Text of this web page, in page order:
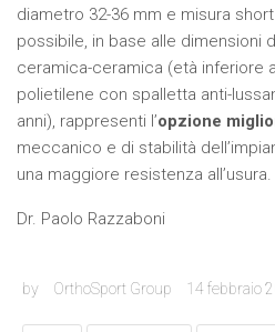
diametro 32-36 mm e misura
possibile, in base alle dimensioni
ceramica-ceramica (età inferiore
polietilene con spalletta anti-
anni), rappresenti l’opzione
meccanico e di stabilità
una maggiore resistenza all’usura.
Dr. Paolo Razzaboni
by OrthoSport Group 14 febbraio